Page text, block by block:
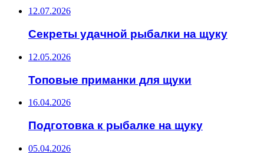
12.07.2026
Секреты удачной рыбалки на щуку
12.05.2026
Топовые приманки для щуки
16.04.2026
Подготовка к рыбалке на щуку
05.04.2026